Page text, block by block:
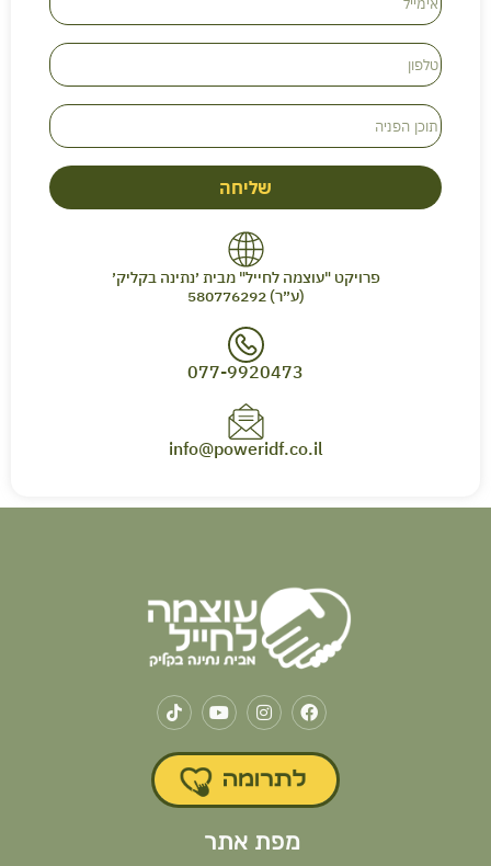
שליחה
פרויקט "עוצמה לחייל" מבית ׳נתינה בקליק׳
(ע״ר) 580776292
077-9920473​
info@poweridf.co.il
מפת אתר